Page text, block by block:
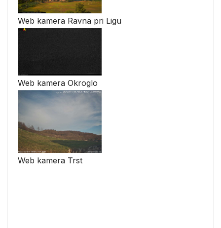
Web kamera Ravna pri Ligu
Web kamera Okroglo
Web kamera Trst